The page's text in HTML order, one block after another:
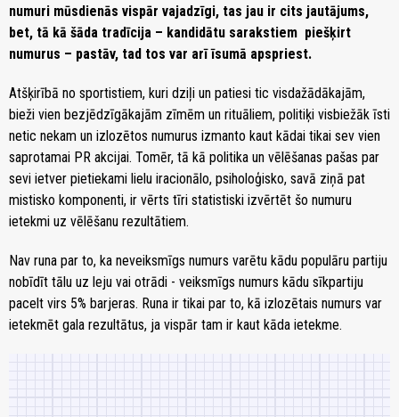
numuri mūsdienās vispār vajadzīgi, tas jau ir cits jautājums,
bet, tā kā šāda tradīcija – kandidātu sarakstiem piešķirt
numurus – pastāv, tad tos var arī īsumā apspriest.
Atšķirībā no sportistiem, kuri dziļi un patiesi tic visdažādākajām,
bieži vien bezjēdzīgākajām zīmēm un rituāliem, politiķi visbiežāk īsti
netic nekam un izlozētos numurus izmanto kaut kādai tikai sev vien
saprotamai PR akcijai. Tomēr, tā kā politika un vēlēšanas pašas par
sevi ietver pietiekami lielu iracionālo, psiholoģisko, savā ziņā pat
mistisko komponenti, ir vērts tīri statistiski izvērtēt šo numuru
ietekmi uz vēlēšanu rezultātiem.
Nav runa par to, ka neveiksmīgs numurs varētu kādu populāru partiju
nobīdīt tālu uz leju vai otrādi - veiksmīgs numurs kādu sīkpartiju
pacelt virs 5% barjeras. Runa ir tikai par to, kā izlozētais numurs var
ietekmēt gala rezultātus, ja vispār tam ir kaut kāda ietekme.